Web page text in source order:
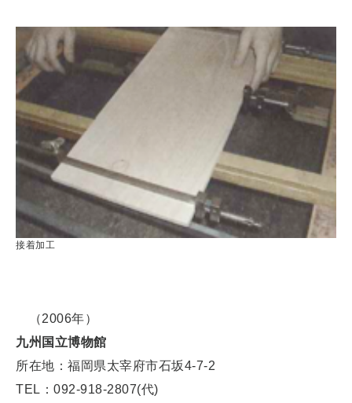
接着加工
（2006年）
九州国立博物館
所在地：福岡県太宰府市石坂4-7-2
TEL：092-918-2807(代)